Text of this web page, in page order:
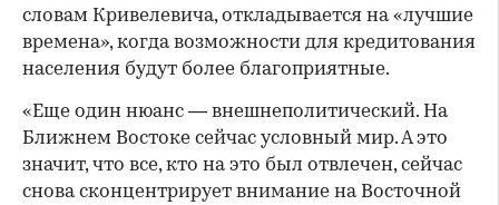
словам Кривелевича, откладывается на «лучшие
времена», когда возможности для кредитования
населения будут более благоприятные.
«Еще один нюанс — внешнеполитический. На
Ближнем Востоке сейчас условный мир. А это
значит, что все, кто на это был отвлечен, сейчас
снова сконцентрирует внимание на Восточной